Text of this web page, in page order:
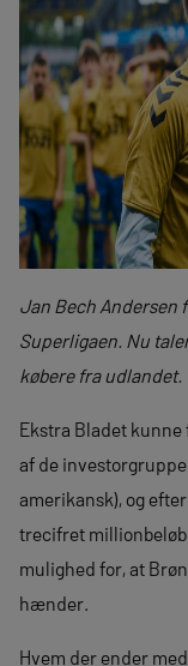
Jan Bech Andersen
Superligaen. Nu
købere fra udlandet.
Ekstra Bladet
af de
amerikansk), og
trecifret
mulighed for, at
hænder.
Hvem der ender